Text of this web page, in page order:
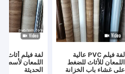
لفة فيلم PVC عالية
اللمعان للأثاث للضغط
على غشاء باب الخزانة
اللمعان لأسطح
الحديثة